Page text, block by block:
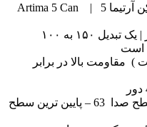
آرتیما 5 |
قطر خروجی لازم ۱۵۰ میلیمتر | یک تبدیل ۱۵۰ به ۱۰۰
است
) مقاومت بالا در برابر
سطح صدای موتور :بالاترین سطح صدا 63 – پایین ترین سطح